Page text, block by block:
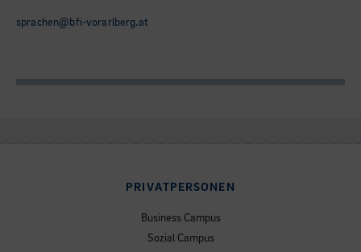
sprachen@bfi-vorarlberg.at
PRIVATPERSONEN
Business Campus
Sozial Campus